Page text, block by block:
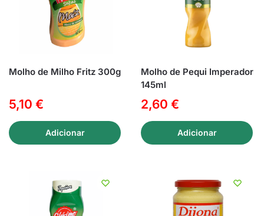
Molho de Milho Fritz 300g
5,10 €
Adicionar
Molho de Pequi Imperador
145ml
2,60 €
Adicionar